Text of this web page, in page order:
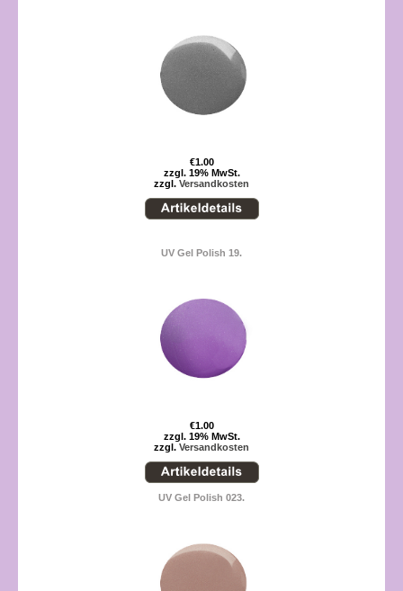
€1.00
zzgl. 19% MwSt.
zzgl. Versandkosten
UV Gel Polish 19.
€1.00
zzgl. 19% MwSt.
zzgl. Versandkosten
UV Gel Polish 023.